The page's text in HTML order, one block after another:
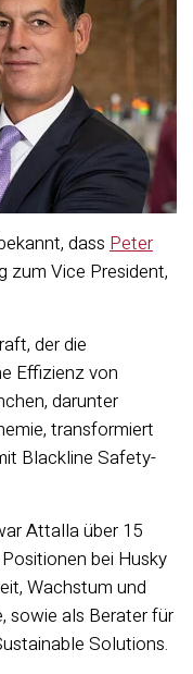
dassPeter
zum Vice President,
der die
Effizienz von
darunter
transformiert
Blackline Safety-
Attalla über 15
bei Husky
Wachstum und
sowie als Berater für
Solutions.